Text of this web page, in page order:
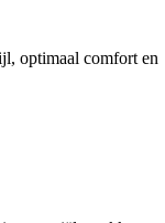
optimaal comfort en